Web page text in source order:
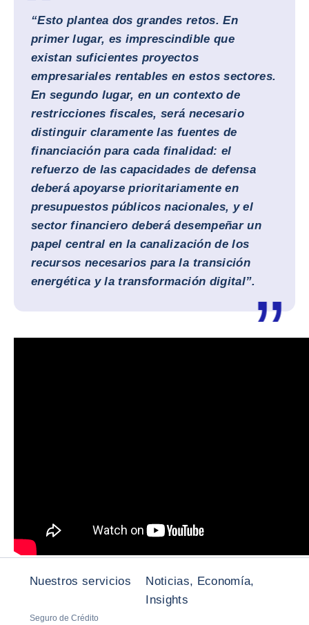
“Esto plantea dos grandes retos. En
primer lugar, es imprescindible que
existan suficientes proyectos
empresariales rentables en estos sectores.
En segundo lugar, en un contexto de
restricciones fiscales, será necesario
distinguir claramente las fuentes de
financiación para cada finalidad: el
refuerzo de las capacidades de defensa
deberá apoyarse prioritariamente en
presupuestos públicos nacionales, y el
sector financiero deberá desempeñar un
papel central en la canalización de los
recursos necesarios para la transición
energética y la transformación digital”.
Nuestros servicios
Seguro de Crédito
Noticias, Economía,
Insights